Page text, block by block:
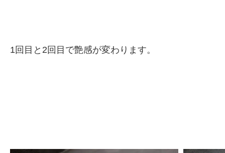
1回目と2回目で艶感が変わります。